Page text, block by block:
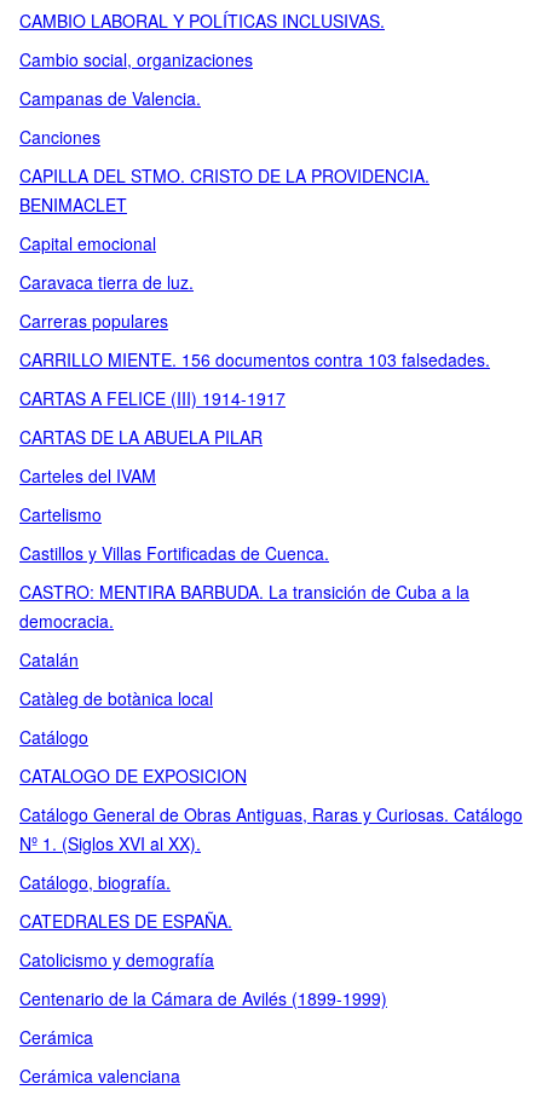
CAMBIO LABORAL Y POLÍTICAS INCLUSIVAS.
Cambio social, organizaciones
Campanas de Valencia.
Canciones
CAPILLA DEL STMO. CRISTO DE LA PROVIDENCIA.
BENIMACLET
Capital emocional
Caravaca tierra de luz.
Carreras populares
CARRILLO MIENTE. 156 documentos contra 103 falsedades.
CARTAS A FELICE (III) 1914-1917
CARTAS DE LA ABUELA PILAR
Carteles del IVAM
Cartelismo
Castillos y Villas Fortificadas de Cuenca.
CASTRO: MENTIRA BARBUDA. La transición de Cuba a la
democracia.
Catalán
Catàleg de botànica local
Catálogo
CATALOGO DE EXPOSICION
Catálogo General de Obras Antiguas, Raras y Curiosas. Catálogo
Nº 1. (Siglos XVI al XX).
Catálogo, biografía.
CATEDRALES DE ESPAÑA.
Catolicismo y demografía
Centenario de la Cámara de Avilés (1899-1999)
Cerámica
Cerámica valenciana